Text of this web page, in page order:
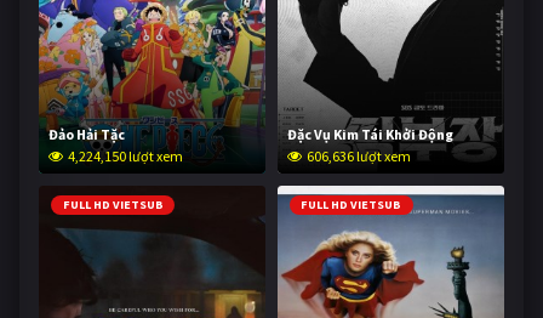
Đảo Hải Tặc
4,224,150 lượt xem
Đặc Vụ Kim Tái Khởi Động
606,636 lượt xem
FULL HD VIETSUB FULL HD VIETSUB